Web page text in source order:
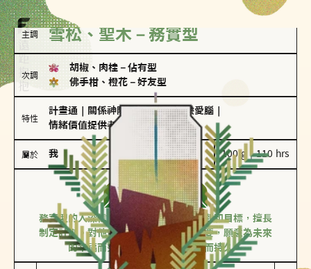
主調 雪松、聖木－務實型
次調
胡椒、肉桂 － 佔有型
佛手柑、橙花 － 好友型
特性
計畫通 關係神隊友 愛吃醋｜戀愛腦
情緒價值提供者
屬於 我 100 g｜110 hrs
務實型
雪松、聖木
務實型的人深信愛情立基於共同的價值觀和目標，擅長
制定計劃。對他們來說，感情穩定最重要，願意為未來
的幸福而努力，讓愛情變得踏實而持久。